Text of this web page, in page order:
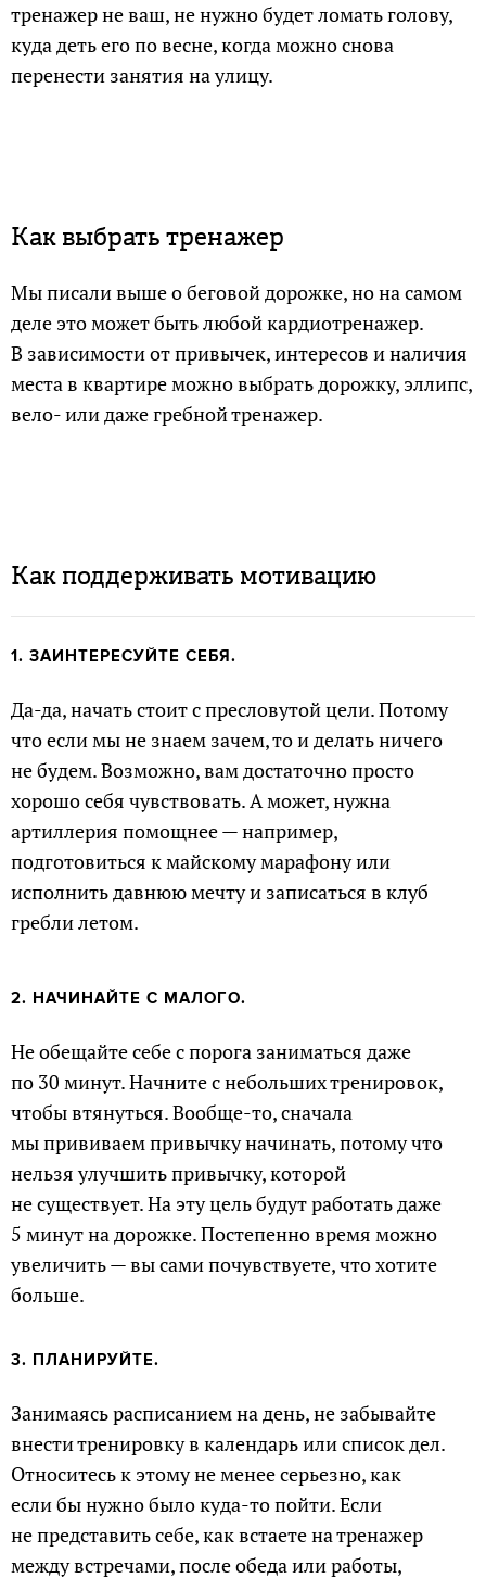
тренажер не ваш, не нужно будет ломать голову,
куда деть его по весне, когда можно снова
перенести занятия на улицу.
Как выбрать тренажер
Мы писали выше о беговой дорожке, но на самом
деле это может быть любой кардиотренажер.
В зависимости от привычек, интересов и наличия
места в квартире можно выбрать дорожку, эллипс,
вело- или даже гребной тренажер.
Как поддерживать мотивацию
1. ЗАИНТЕРЕСУЙТЕ СЕБЯ.
Да-да, начать стоит с пресловутой цели. Потому
что если мы не знаем зачем, то и делать ничего
не будем. Возможно, вам достаточно просто
хорошо себя чувствовать. А может, нужна
артиллерия помощнее — например,
подготовиться к майскому марафону или
исполнить давнюю мечту и записаться в клуб
гребли летом.
2. НАЧИНАЙТЕ С МАЛОГО.
Не обещайте себе с порога заниматься даже
по 30 минут. Начните с небольших тренировок,
чтобы втянуться. Вообще-то, сначала
мы прививаем привычку начинать, потому что
нельзя улучшить привычку, которой
не существует. На эту цель будут работать даже
5 минут на дорожке. Постепенно время можно
увеличить — вы сами почувствуете, что хотите
больше.
3. ПЛАНИРУЙТЕ.
Занимаясь расписанием на день, не забывайте
внести тренировку в календарь или список дел.
Относитесь к этому не менее серьезно, как
если бы нужно было куда-то пойти. Если
не представить себе, как встаете на тренажер
между встречами, после обеда или работы,